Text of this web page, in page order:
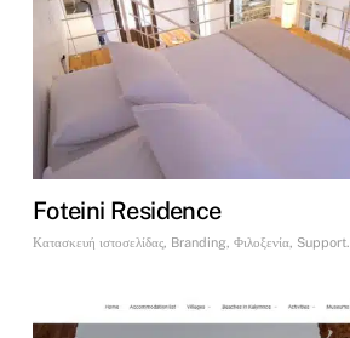
Foteini Residence
Κατασκευή ιστοσελίδας, Branding, Φιλοξενία, Support.